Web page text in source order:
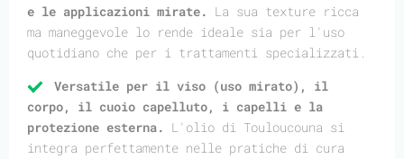
e le applicazioni mirate. La sua texture ricca
ma maneggevole lo rende ideale sia per l'uso
quotidiano che per i trattamenti specializzati.
Versatile per il viso (uso mirato), il
corpo, il cuoio capelluto, i capelli e la
protezione esterna. L'olio di Touloucouna si
integra perfettamente nelle pratiche di cura